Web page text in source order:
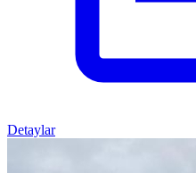
Detaylar